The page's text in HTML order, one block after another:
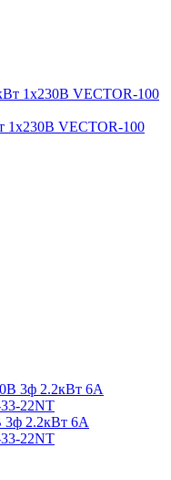
1х230В VECTOR-100
3ф 2.2кВт 6А
22NT